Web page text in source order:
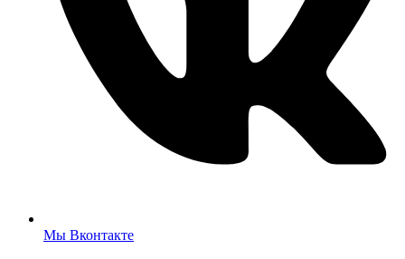
Мы Вконтакте